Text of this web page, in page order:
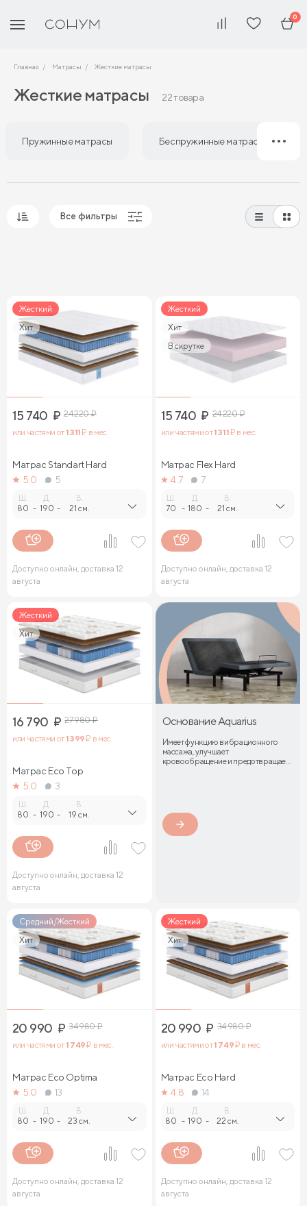
0
Главная Матрасы Жесткие матрасы
Жесткие матрасы 22 товара
Пружинные матрасы Беспружинные матрасы
Все фильтры
Жесткий
Хит
15 740 ₽ 24 220₽
или частями от1 311₽ в мес.
Матрас Standart Hard
5.0
5
Ш.
80 -
Д.
190 -
В.
21 см.
Доступно онлайн, доставка 12
августа
Жесткий
Хит
В скрутке
15 740 ₽ 24 220₽
или частями от1 311₽ в мес.
Матрас Flex Hard
4.7
7
Ш.
70 -
Д.
180 -
В.
21 см.
Доступно онлайн, доставка 12
августа
Жесткий
Хит
16 790 ₽ 27 980₽
или частями от1 399₽ в мес.
Матрас Eco Top
5.0
3
80 -
Д.
190 -
В.
19 см.
Доступно онлайн, доставка 12
августа
Основание Aquarius
Имеет функцию вибрационного
массажа, улучшает
кровообращение и предотвращает
Средний/Жесткий
Хит
20 990 ₽ 34 980₽
или частями от1 749₽ в мес.
Матрас Eco Optima
5.0
13
80 -
Д.
190 -
В.
23 см.
Доступно онлайн, доставка 12
августа
Жесткий
Хит
20 990 ₽ 34 980₽
или частями от1 749₽ в мес.
Матрас Eco Hard
4.8
14
80 -
Д.
190 -
В.
22 см.
Доступно онлайн, доставка 12
августа